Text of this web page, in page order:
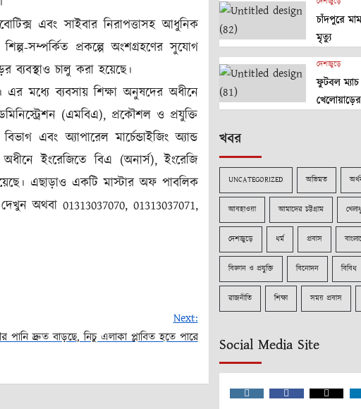
এবং সাইবার নিরাপত্তাসহ আধুনিক
সম্পর্কিত প্রকল্পে অংশগ্রহণের সুযোগ
ব্যবস্থাও চালু করা হয়েছে।
এর মধ্যে ব্যবসায় শিক্ষা অনুষদের অধীনে
(এমবিএ), প্রকৌশল ও প্রযুক্তি
এবং অ্যাপারেল মার্চেন্ডাইজিং অ্যান্ড
ইংরেজিতে বিএ (অনার্স), ইংরেজি
এছাড়াও একটি মাস্টার অফ পাবলিক
অথবা 01313037070, 01313037071,
Next:
পানি দ্রুত বাড়ছে, নিচু এলাকা প্লাবিত হতে পারে
চাঁদপুরে
মৃত্যু
দেশজুড়ে
ফুটবল ম্যাচ
খবর
UNCATEGORIZED অভিমত
আবহাওয়া আমাদের চট্টগ্রাম
দেশজুড়ে ধর্ম প্রবাস
বিজ্ঞান ও প্রযুক্তি বিনোদন বিবিধ
রাজনীতি শিক্ষা সময় প্রবাস
Social Media Site
InstagramFacebookTwitter